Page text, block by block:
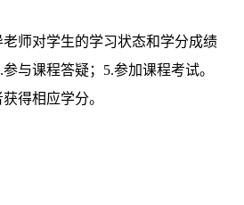
师对学生的学习状态和学分成绩
与课程答疑；5.参加课程考试。
得相应学分。